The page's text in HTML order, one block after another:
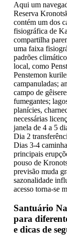
Aqui um
Reserva
contém um dos
fisiográfica de
compartilha
uma faixa
padrões
local, como
Penstemon
campanuladas;
campo de
fumegantes;
planícies,
necessárias
janela de 4 a 5
Dia 2
Dias 3-4
principais
pouso de
previsão muda
sazonalidade
acesso torna-se
Santuário
para
e dicas de